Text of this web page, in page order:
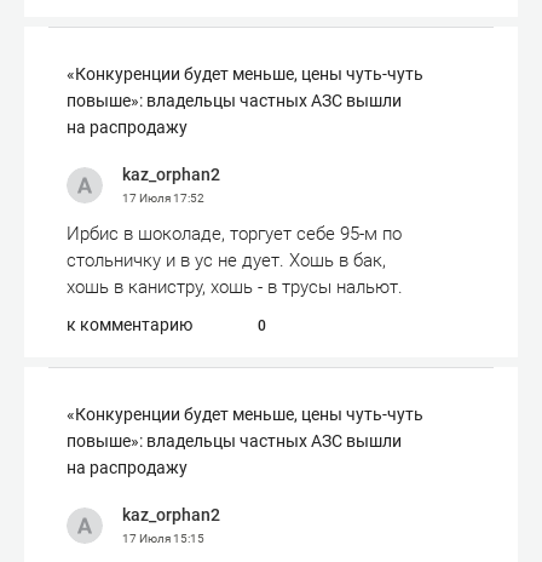
«Конкуренции будет меньше, цены чуть-чуть
повыше»: владельцы частных АЗС вышли
на распродажу
kaz_orphan2
17 Июля17:52
Ирбис в шоколаде, торгует себе 95-м по
стольничку и в ус не дует. Хошь в бак,
хошь в канистру, хошь - в трусы нальют.
к комментарию 0
«Конкуренции будет меньше, цены чуть-чуть
повыше»: владельцы частных АЗС вышли
на распродажу
kaz_orphan2
17 Июля15:15